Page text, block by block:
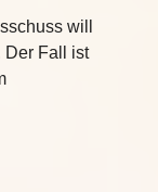
will
Der Fall ist